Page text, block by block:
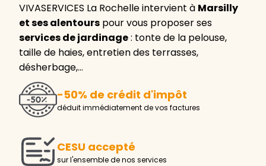
VIVASERVICES La Rochelle intervient à Marsilly
et ses alentours pour vous proposer ses
services de jardinage: tonte de la pelouse,
taille de haies, entretien des terrasses,
désherbage,…
-50% de crédit d'impôt
déduit immédiatement de vos factures
CESU accepté
sur l'ensemble de nos services